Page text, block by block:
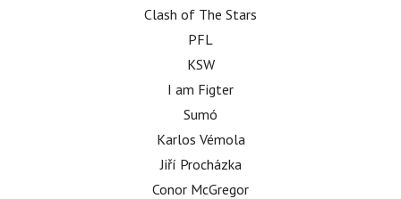
Clash of The Stars
PFL
KSW
I am Figter
Sumó
Karlos Vémola
Jiří Procházka
Conor McGregor